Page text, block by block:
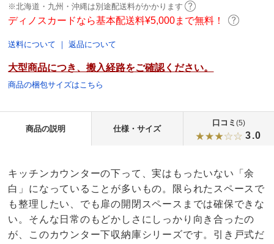
※北海道・九州・沖縄は別途配送料がかかります
ディノスカードなら基本配送料¥5,000まで無料！
送料について ｜返品について
大型商品につき、搬入経路をご確認ください。
商品の梱包サイズはこちら
商品の説明 仕様・サイズ
口コミ (5)
3.0
キッチンカウンターの下って、実はもったいない「余
白」になっていることが多いもの。限られたスペースで
も整理したい、でも扉の開閉スペースまでは確保できな
い。そんな日常のもどかしさにしっかり向き合ったの
が、このカウンター下収納庫シリーズです。引き戸式だ